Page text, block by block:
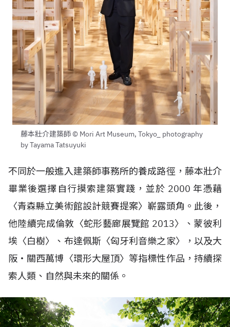
藤本壯介建築師 © Mori Art Museum, Tokyo_ photography
by Tayama Tatsuyuki
不同於一般進入建築師事務所的養成路徑，藤本壯介
畢業後選擇自行摸索建築實踐，並於 2000 年憑藉
〈青森縣立美術館設計競賽提案〉嶄露頭角。此後，
他陸續完成倫敦〈蛇形藝廊展覽館 2013〉、蒙彼利
埃〈白樹〉、布達佩斯〈匈牙利音樂之家〉，以及大
阪・關西萬博〈環形大屋頂〉等指標性作品，持續探
索人類、自然與未來的關係。